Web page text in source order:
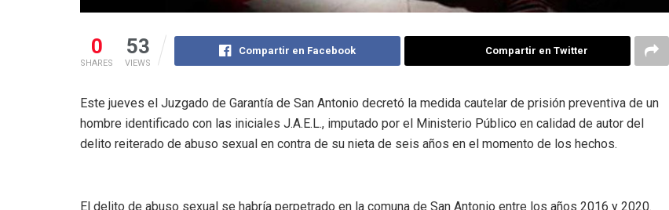
0
SHARES
53
VIEWS
Compartir en Facebook Compartir en Twitter
Este jueves el Juzgado de Garantía de San Antonio decretó la medida cautelar de prisión preventiva de un
hombre identificado con las iniciales J.A.E.L., imputado por el Ministerio Público en calidad de autor del
delito reiterado de abuso sexual en contra de su nieta de seis años en el momento de los hechos.
El delito de abuso sexual se habría perpetrado en la comuna de San Antonio entre los años 2016 y 2020.